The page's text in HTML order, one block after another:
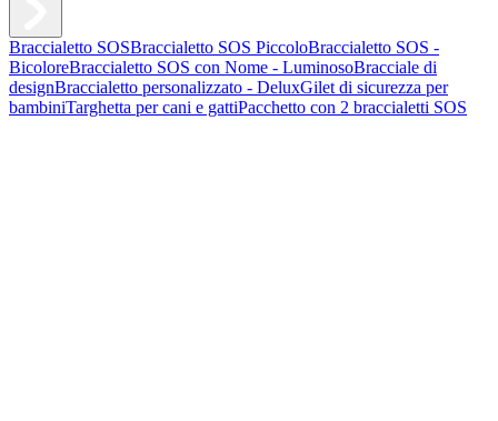
Braccialetto SOSBraccialetto SOS PiccoloBraccialetto SOS -
BicoloreBraccialetto SOS con Nome - LuminosoBracciale di
designBraccialetto personalizzato - DeluxGilet di sicurezza per
bambiniTarghetta per cani e gattiPacchetto con 2 braccialetti SOS